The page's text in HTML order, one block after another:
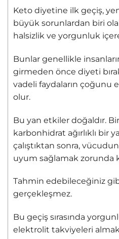
Keto diyetine ilk geçiş,
büyük sorunlardan biri
halsizlik ve yorgunluk
Bunlar genellikle
girmeden önce diyeti
vadeli faydaların çoğunu
olur.
Bu yan etkiler doğaldır.
karbonhidrat ağırlıklı bir
çalıştıktan sonra,
uyum sağlamak zorunda
Tahmin edebileceğiniz
gerçekleşmez.
Bu geçiş sırasında
elektrolit takviyeleri